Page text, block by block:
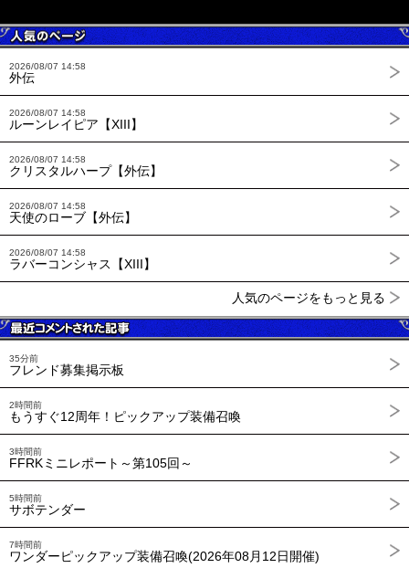
2026/08/07 14:58
外伝
2026/08/07 14:58
ルーンレイピア【XIII】
2026/08/07 14:58
クリスタルハープ【外伝】
2026/08/07 14:58
天使のローブ【外伝】
2026/08/07 14:58
ラバーコンシャス【XIII】
人気のページをもっと見る
35分前
フレンド募集掲示板
2時間前
もうすぐ12周年！ピックアップ装備召喚
3時間前
FFRKミニレポート～第105回～
5時間前
サボテンダー
7時間前
ワンダーピックアップ装備召喚(2026年08月12日開催)